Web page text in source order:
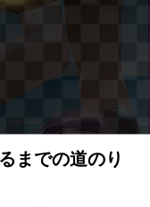
までの道のり